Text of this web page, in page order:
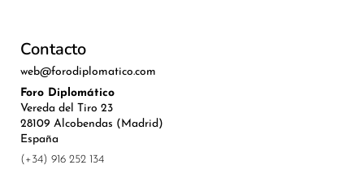
Contacto
web@forodiplomatico.com
Foro Diplomático
Vereda del Tiro 23
28109 Alcobendas (Madrid)
España
(+34) 916 252 134